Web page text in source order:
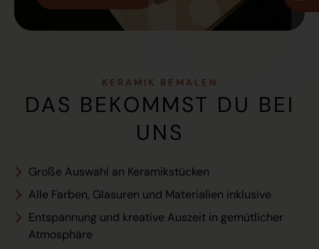
KERAMIK BEMALEN
DAS BEKOMMST DU BEI
UNS
Große Auswahl an Keramikstücken
Alle Farben, Glasuren und Materialien inklusive
Entspannung und kreative Auszeit in gemütlicher
Atmosphäre